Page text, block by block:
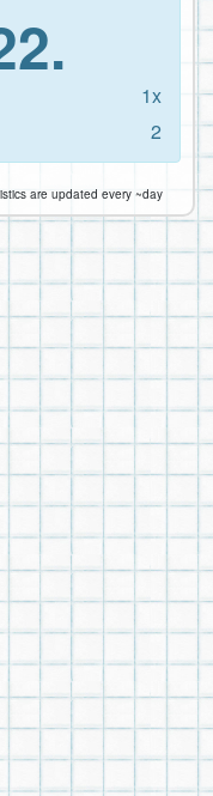
1x
2
are updated every ~day